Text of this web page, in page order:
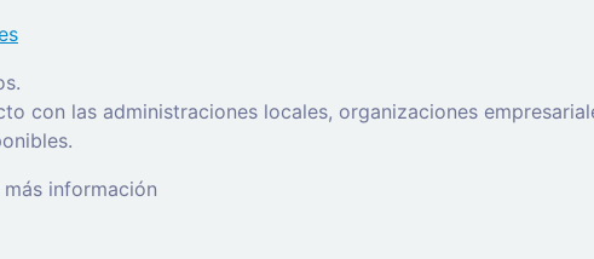
con las administraciones locales, organizaciones
información